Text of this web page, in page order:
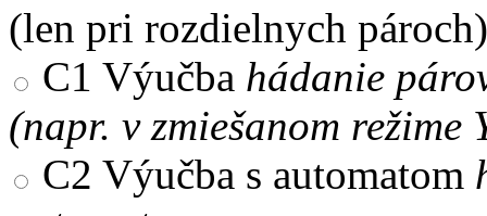
(len pri rozdielnych pároch)
C1 Výučba hádanie
(napr. v zmiešanom režime
C2 Výučba s automatom